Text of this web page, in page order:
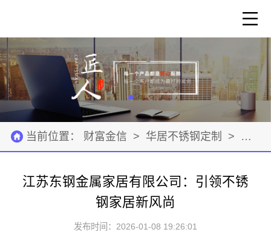
当前位置： 财富金信 > 华居不锈钢定制 > 建筑
江苏东钢金属家居有限公司：引领不锈
钢家居新风尚
发布时间：2026-01-08 19:26:01